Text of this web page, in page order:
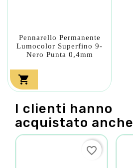
Pennarello Permanente
Lumocolor Superfino 9-
Nero Punta 0,4mm

I clienti hanno
acquistato anche
favorite_border